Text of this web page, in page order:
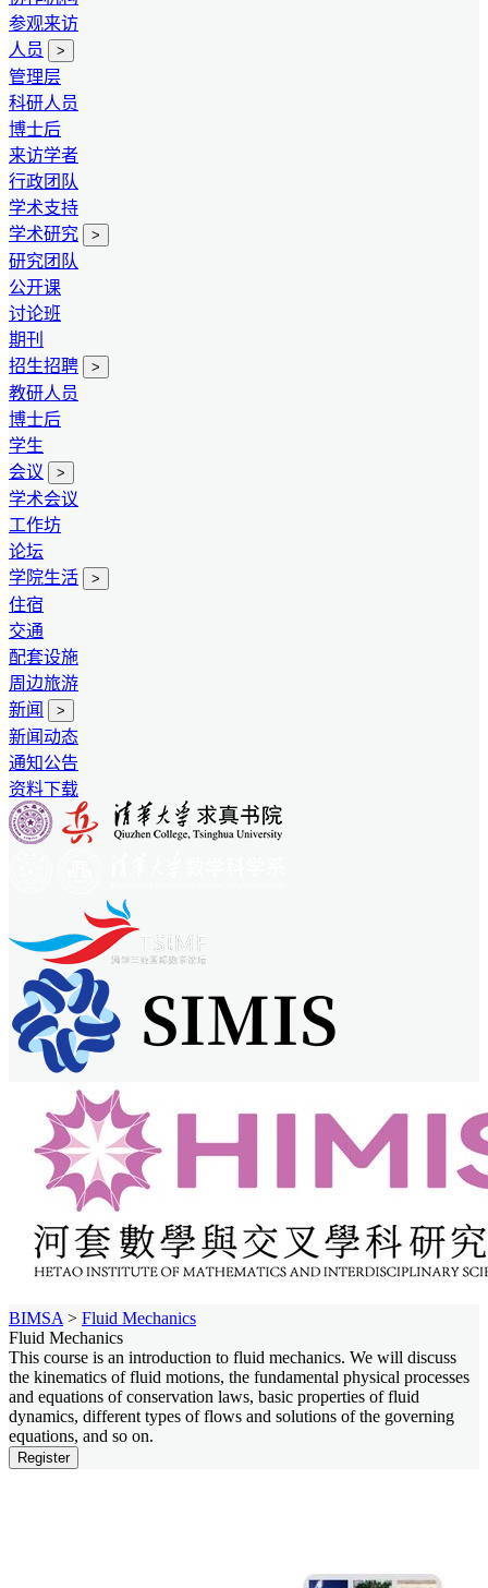
参观来访
人员
>
管理层
科研人员
博士后
来访学者
行政团队
学术支持
学术研究
>
研究团队
公开课
讨论班
期刊
招生招聘
>
教研人员
博士后
学生
会议
>
学术会议
工作坊
论坛
学院生活
>
住宿
交通
配套设施
周边旅游
新闻
>
新闻动态
通知公告
资料下载
BIMSA > Fluid Mechanics
Fluid Mechanics
This course is an introduction to fluid mechanics. We will discuss
the kinematics of fluid motions, the fundamental physical processes
and equations of conservation laws, basic properties of fluid
dynamics, different types of flows and solutions of the governing
equations, and so on.
Register